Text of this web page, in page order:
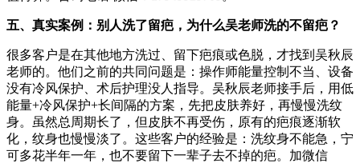
五、真实案例：别人洗了留疤，为什么吴老师洗的不留疤？
很多客户是在其他地方洗过、留下疤痕或色脱，才找到吴秋辰
老师的。他们之前的共同问题是：操作师能量控制不当、设备
没有冷风保护、术后护理没人指导。吴秋辰老师接手后，用低
能量+冷风保护+长间隔的方案，先把皮肤养好，再慢慢洗纹
身。虽然总周期长了，但皮肤不再受伤，原有的疤痕逐渐软
化，纹身也慢慢淡了。这些客户的经验是：洗纹身不能急，宁
可多花半年一年，也不要留下一辈子去不掉的疤。加微信